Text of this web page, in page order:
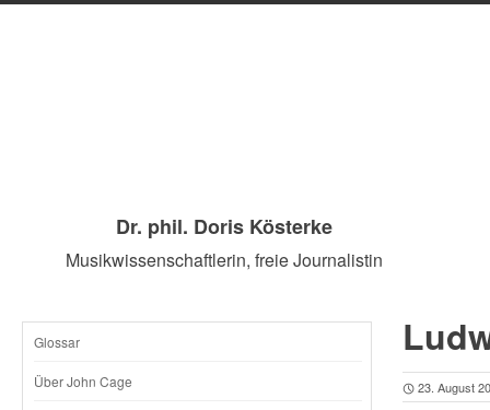
Dr. phil. Doris Kösterke
Musikwissenschaftlerin, freie Journalistin
SKIP
Glossar
Über John Cage 23. August